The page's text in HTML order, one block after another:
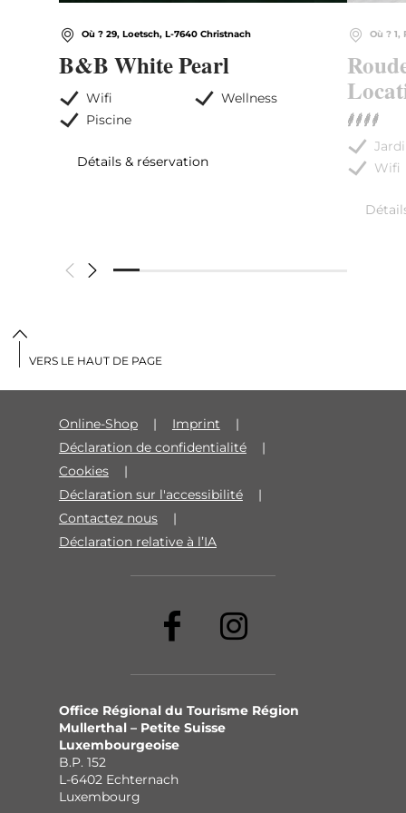
Où ? 29, Loetsch, L-7640 Christnach
B&B White Pearl
Wifi
Wellness
Piscine
Détails & réservation
Où ? 1,
Wifi
Online-Shop
Imprint
Déclaration de confidentialité
Cookies
Déclaration sur l'accessibilité
Contactez nous
Déclaration relative à l’IA
Office Régional du Tourisme Région
Mullerthal – Petite Suisse
Luxembourgeoise
B.P. 152
L-6402 Echternach
Luxembourg
VERS LE HAUT DE PAGE